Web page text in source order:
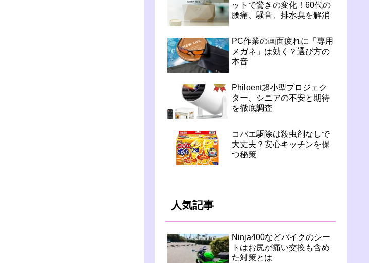
ットで驚きの変化！60代の
腰痛、騒音、排水臭を解消
PC作業の画面疲れに「専用
メガネ」は効く？選び方の
本音
Philoent超小型プロジェク
ター、シニアの不安と期待
を徹底調査
コバエ駆除は殺虫剤なしで
大丈夫？安心キッチンを保
つ秘策
人気記事
Ninja400などバイクのシー
トはお尻が痛い交換も含め
た対策とは